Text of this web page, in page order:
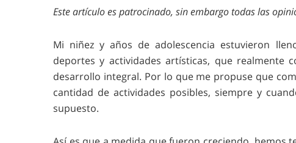
Este artículo es patrocinado, sin embargo todas las
Mi niñez y años de adolescencia estuvieron
deportes y actividades artísticas, que
desarrollo integral. Por lo que me propuse que
cantidad de actividades posibles, siempre y
supuesto.